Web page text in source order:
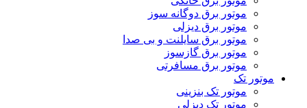
موتور برق دوگانه سوز
موتور برق دیزلی
موتور برق سایلنت و بی صدا
موتور برق گازسوز
موتور برق مسافرتی
موتور تک
موتور تک بنزینی
موتور تک دیزلی